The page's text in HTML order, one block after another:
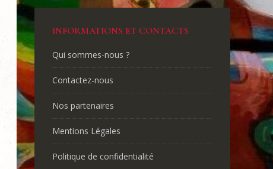
INFORMATIONS ET CONTACTS
Qui sommes-nous ?
Contactez-nous
Nos partenaires
Mentions Légales
Politique de confidentialité